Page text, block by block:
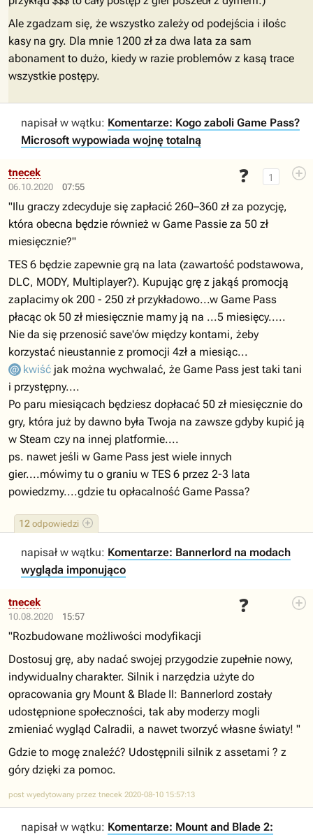
Ale zgadzam się, że wszystko zależy od podejścia i ilośc
kasy na gry. Dla mnie 1200 zł za dwa lata za sam
abonament to dużo, kiedy w razie problemów z kasą trace
wszystkie postępy.
napisał w wątku: Komentarze: Kogo zaboli Game Pass?
Microsoft wypowiada wojnę totalną
06.10.2020 07:55
❓ 1
12 odpowiedzi
tnecek
"Ilu graczy zdecyduje się zapłacić 260–360 zł za pozycję,
która obecna będzie również w Game Passie za 50 zł
miesięcznie?"
TES 6 będzie zapewnie grą na lata (zawartość podstawowa,
DLC, MODY, Multiplayer?). Kupując grę z jakąś promocją
zaplacimy ok 200 - 250 zł przykładowo...w Game Pass
płacąc ok 50 zł miesięcznie mamy ją na ...5 miesięcy.....
Nie da się przenosić save'ów między kontami, żeby
korzystać nieustannie z promocji 4zł a miesiąc...
kwiść jak można wychwalać, że Game Pass jest taki tani
i przystępny....
Po paru miesiącach będziesz dopłacać 50 zł miesięcznie do
gry, która już by dawno była Twoja na zawsze gdyby kupić ją
w Steam czy na innej platformie....
ps. nawet jeśli w Game Pass jest wiele innych
gier....mówimy tu o graniu w TES 6 przez 2-3 lata
powiedzmy....gdzie tu opłacalność Game Passa?
napisał w wątku: Komentarze: Bannerlord na modach
wygląda imponująco
10.08.2020 15:57
❓
tnecek
"Rozbudowane możliwości modyfikacji
Dostosuj grę, aby nadać swojej przygodzie zupełnie nowy,
indywidualny charakter. Silnik i narzędzia użyte do
opracowania gry Mount & Blade II: Bannerlord zostały
udostępnione społeczności, tak aby moderzy mogli
zmieniać wygląd Calradii, a nawet tworzyć własne światy! "
Gdzie to mogę znaleźć? Udostępnili silnik z assetami ? z
góry dzięki za pomoc.
post wyedytowany przez tnecek 2020-08-10 15:57:13
napisał w wątku: Komentarze: Mount and Blade 2: